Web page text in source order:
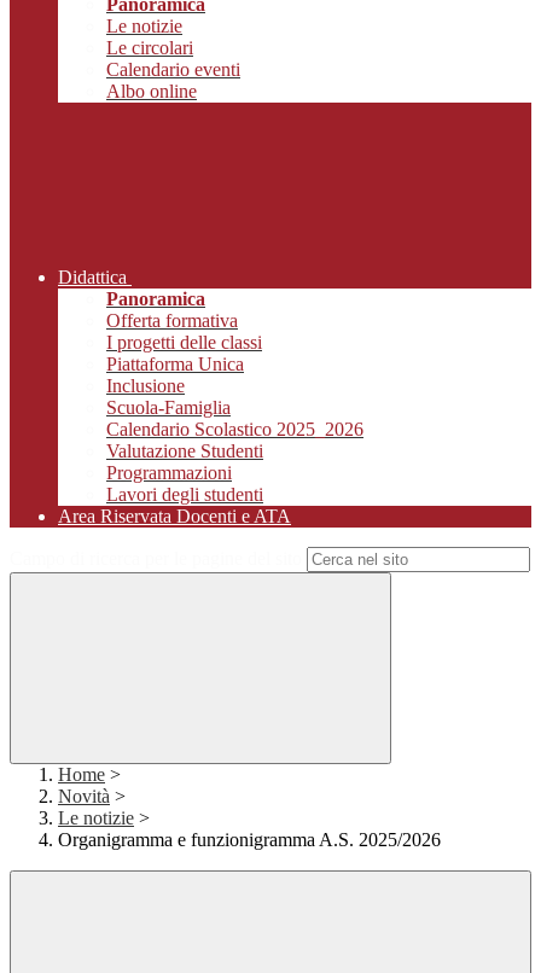
Panoramica
Le notizie
Le circolari
Calendario eventi
Albo online
Didattica
Panoramica
Offerta formativa
I progetti delle classi
Piattaforma Unica
Inclusione
Scuola-Famiglia
Calendario Scolastico 2025_2026
Valutazione Studenti
Programmazioni
Lavori degli studenti
Area Riservata Docenti e ATA
Home >
Novità >
Le notizie >
Organigramma e funzionigramma A.S. 2025/2026